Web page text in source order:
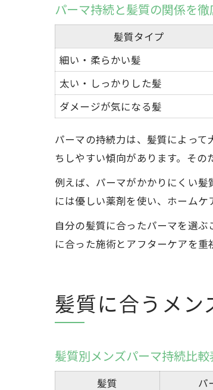
パーマ持続と髪質の関係を徹
髪質タイプ
細い・柔らかい髪
太い・しっかりした髪
ダメージが気になる髪
パーマの持続力は、髪質によっ
ちしやすい傾向があります。その
例えば、パーマがかかりにくい
には優しい薬剤を使い、ホームケ
自分の髪質に合ったパーマを選
に合った施術とアフターケアを重
髪質に合うメ
髪質別メンズパーマ持続比較
髪質 パ